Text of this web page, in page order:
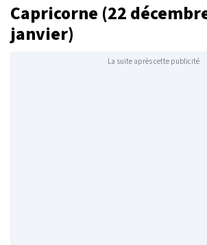
Capricorne (22
janvier)
La suite après cette publicité